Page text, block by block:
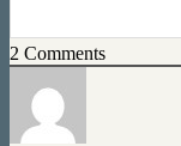
2 Comments